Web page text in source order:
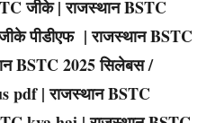
जीके | राजस्थान BSTC
पीडीएफ | राजस्थान BSTC
BSTC 2025 सिलेबस /
pdf | राजस्थान BSTC